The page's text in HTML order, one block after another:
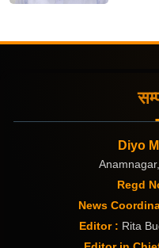
Diyo
Regd
News
Editor : Rita